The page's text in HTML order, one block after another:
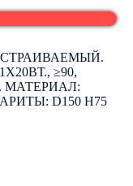
≥90,
МАТЕРИАЛ:
D150 H75